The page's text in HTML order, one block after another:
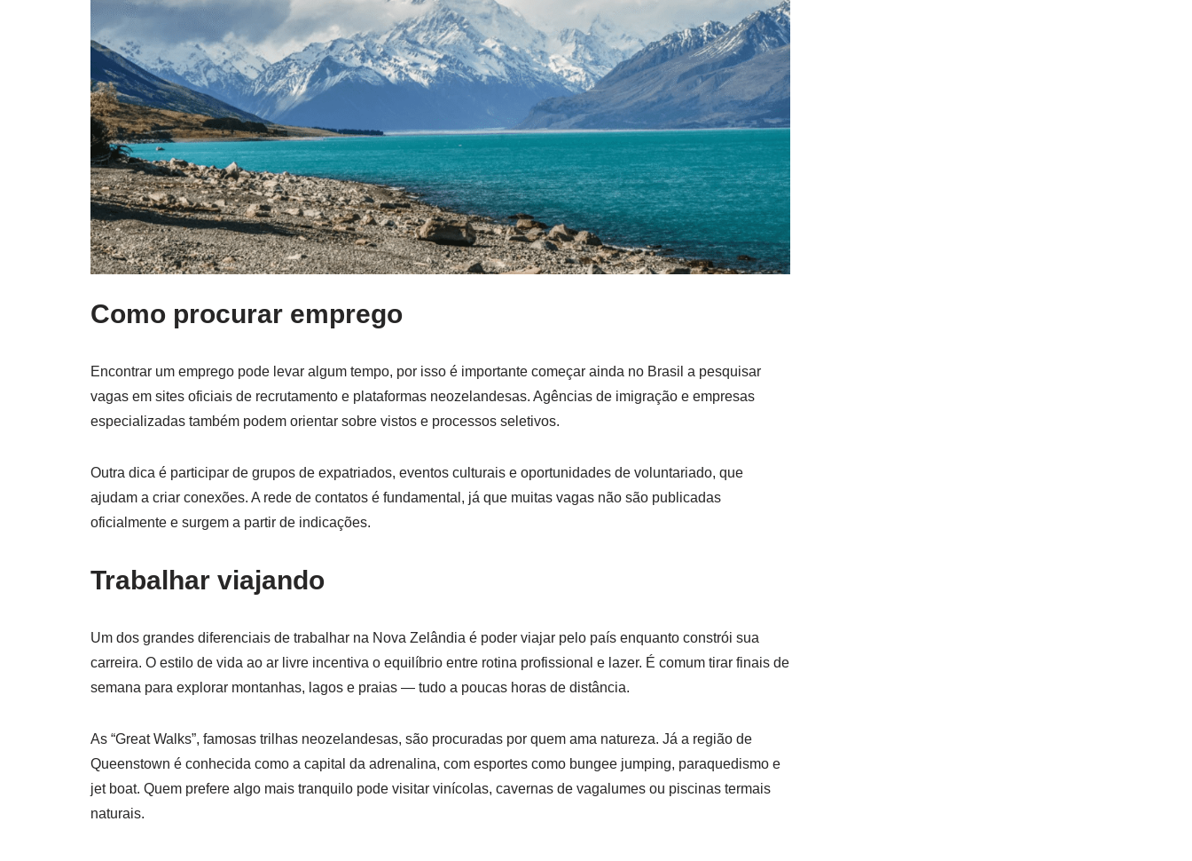
Como procurar emprego
Encontrar um emprego pode levar algum tempo, por isso é importante começar ainda no Brasil a pesquisar
vagas em sites oficiais de recrutamento e plataformas neozelandesas. Agências de imigração e empresas
especializadas também podem orientar sobre vistos e processos seletivos.
Outra dica é participar de grupos de expatriados, eventos culturais e oportunidades de voluntariado, que
ajudam a criar conexões. A rede de contatos é fundamental, já que muitas vagas não são publicadas
oficialmente e surgem a partir de indicações.
Trabalhar viajando
Um dos grandes diferenciais de trabalhar na Nova Zelândia é poder viajar pelo país enquanto constrói sua
carreira. O estilo de vida ao ar livre incentiva o equilíbrio entre rotina profissional e lazer. É comum tirar finais de
semana para explorar montanhas, lagos e praias — tudo a poucas horas de distância.
As “Great Walks”, famosas trilhas neozelandesas, são procuradas por quem ama natureza. Já a região de
Queenstown é conhecida como a capital da adrenalina, com esportes como bungee jumping, paraquedismo e
jet boat. Quem prefere algo mais tranquilo pode visitar vinícolas, cavernas de vagalumes ou piscinas termais
naturais.